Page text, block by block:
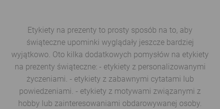
Etykiety na prezenty to prosty sposób na to, aby
świąteczne upominki wyglądały jeszcze bardziej
wyjątkowo. Oto kilka dodatkowych pomysłów na etykiety
na prezenty świąteczne: - etykiety z personalizowanymi
życzeniami. - etykiety z zabawnymi cytatami lub
powiedzeniami. - etykiety z motywami związanymi z
hobby lub zainteresowaniami obdarowywanej osoby.